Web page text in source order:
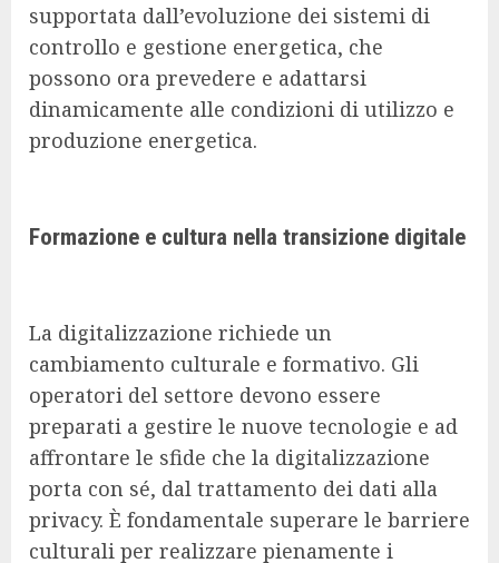
supportata dall’evoluzione dei sistemi di
controllo e gestione energetica, che
possono ora prevedere e adattarsi
dinamicamente alle condizioni di utilizzo e
produzione energetica.
Formazione e cultura nella transizione digitale
La digitalizzazione richiede un
cambiamento culturale e formativo. Gli
operatori del settore devono essere
preparati a gestire le nuove tecnologie e ad
affrontare le sfide che la digitalizzazione
porta con sé, dal trattamento dei dati alla
privacy. È fondamentale superare le barriere
culturali per realizzare pienamente i